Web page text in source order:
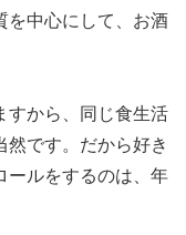
を中心にして、お酒
すから、同じ食生活
然です。だから好き
ールをするのは、年